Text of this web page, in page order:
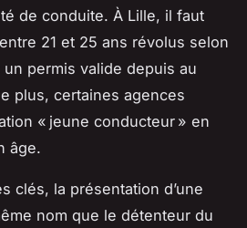
de conduite. À Lille, il faut
21 et 25 ans révolus selon
permis valide depuis au
plus, certaines agences
« jeune conducteur » en
âge.
clés, la présentation d’une
nom que le détenteur du